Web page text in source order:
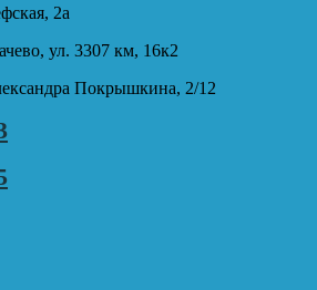
2а
ул. 3307 км, 16к2
Покрышкина, 2/12